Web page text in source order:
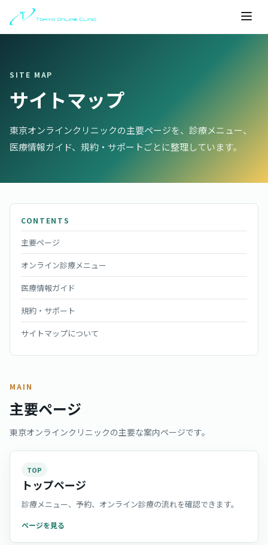
SITE MAP
サイトマップ
東京オンラインクリニックの主要ページを、診療メニュー、
医療情報ガイド、規約・サポートごとに整理しています。
CONTENTS
主要ページ
オンライン診療メニュー
医療情報ガイド
規約・サポート
サイトマップについて
MAIN
主要ページ
東京オンラインクリニックの主要な案内ページです。
TOP
トップページ
診療メニュー、予約、オンライン診療の流れを確認できます。
ページを見る